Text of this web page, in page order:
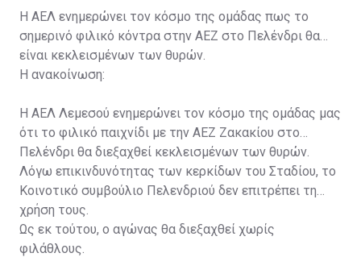
Η ΑΕΛ ενημερώνει τον κόσμο της ομάδας πως το
σημερινό φιλικό κόντρα στην ΑΕΖ στο Πελένδρι θα
είναι κεκλεισμένων των θυρών.
Η ανακοίνωση:
Η ΑΕΛ Λεμεσού ενημερώνει τον κόσμο της ομάδας μας
ότι το φιλικό παιχνίδι με την ΑΕΖ Ζακακίου στο
Πελένδρι θα διεξαχθεί κεκλεισμένων των θυρών.
Λόγω επικινδυνότητας των κερκίδων του Σταδίου, το
Κοινοτικό συμβούλιο Πελενδριού δεν επιτρέπει τη
χρήση τους.
Ως εκ τούτου, ο αγώνας θα διεξαχθεί χωρίς
φιλάθλους.